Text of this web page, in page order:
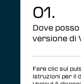
01.
Dove
versione di
Fare clic sul
istruzioni per il